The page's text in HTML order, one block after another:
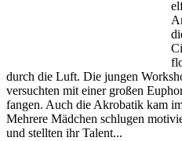
durch die Luft. Die jungen
versuchten mit einer großen
fangen. Auch die Akrobatik kam
Mehrere Mädchen schlugen
und stellten ihr Talent...